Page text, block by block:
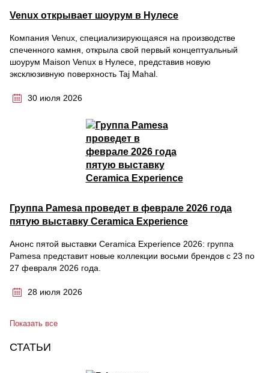
Venux открывает шоурум в Нулесе
Компания Venux, специализирующаяся на производстве
спеченного камня, открыла свой первый концептуальный
шоурум Maison Venux в Нулесе, представив новую
эксклюзивную поверхность Taj Mahal.
30 июля 2026
Группа Pamesa проведет в феврале 2026 года
пятую выставку Ceramica Experience
Анонс пятой выставки Ceramica Experience 2026: группа
Pamesa представит новые коллекции восьми брендов с 23 по
27 февраля 2026 года.
28 июля 2026
Показать все
СТАТЬИ